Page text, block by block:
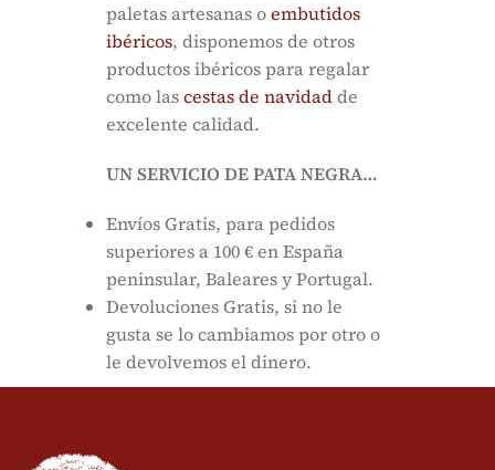
paletas artesanas oembutidos
ibéricos, disponemos de otros
productos ibéricos para regalar
como lascestas de navidadde
excelente calidad.
UN SERVICIO DE PATA NEGRA…
Envíos Gratis, para pedidos
superiores a 100 € en España
peninsular, Baleares y Portugal.
Devoluciones Gratis, si no le
gusta se lo cambiamos por otro o
le devolvemos el dinero.